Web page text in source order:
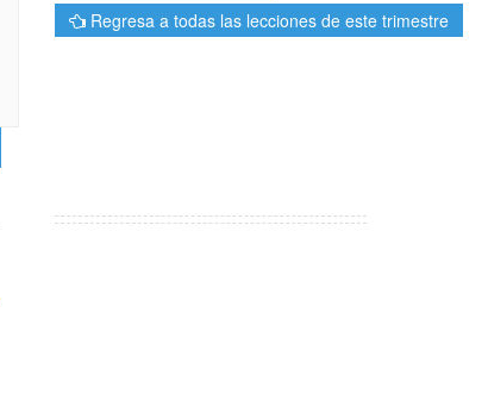
Regresa a todas las lecciones de este trimestre